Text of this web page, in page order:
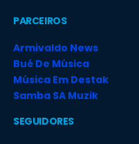
PARCEIROS
Armivaldo News
Bué De Música
Música Em Destak
Samba SA Muzik
SEGUIDORES